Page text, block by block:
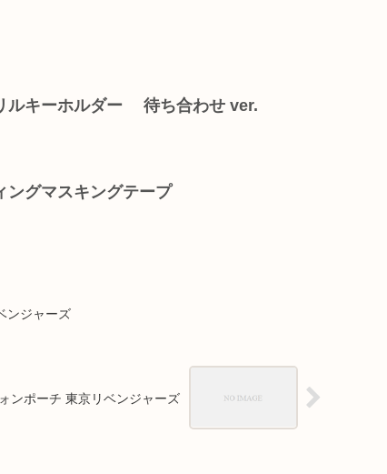
ルキーホルダー 待ち合わせ ver.
ングマスキングテープ
ンジャーズ
ンポーチ 東京リベンジャーズ